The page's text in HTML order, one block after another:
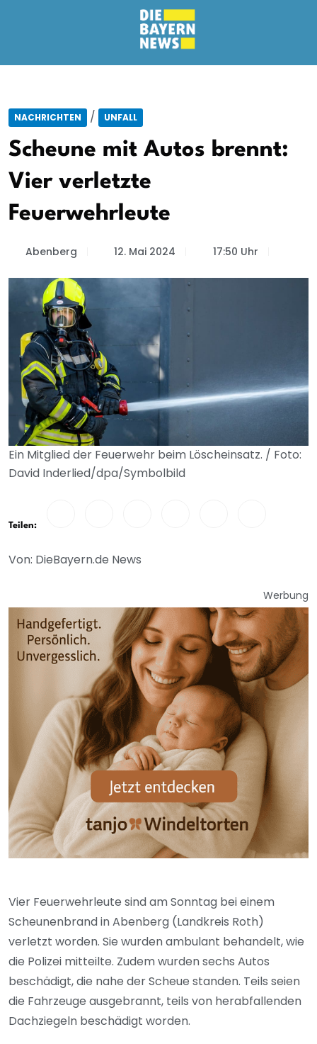
NACHRICHTEN / UNFALL
Scheune mit Autos brennt:
Vier verletzte
Feuerwehrleute
Abenberg 12. Mai 2024 17:50 Uhr
Ein Mitglied der Feuerwehr beim Löscheinsatz. / Foto:
David Inderlied/dpa/Symbolbild
Teilen:
Von: DieBayern.de News
Werbung
Vier Feuerwehrleute sind am Sonntag bei einem
Scheunenbrand in Abenberg (Landkreis Roth)
verletzt worden. Sie wurden ambulant behandelt, wie
die Polizei mitteilte. Zudem wurden sechs Autos
beschädigt, die nahe der Scheue standen. Teils seien
die Fahrzeuge ausgebrannt, teils von herabfallenden
Dachziegeln beschädigt worden.